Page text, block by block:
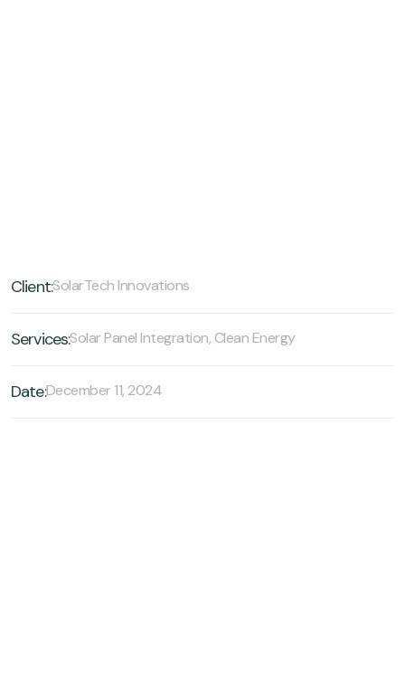
Client:SolarTech Innovations
Services:Solar Panel Integration, Clean Energy
Date:December 11, 2024